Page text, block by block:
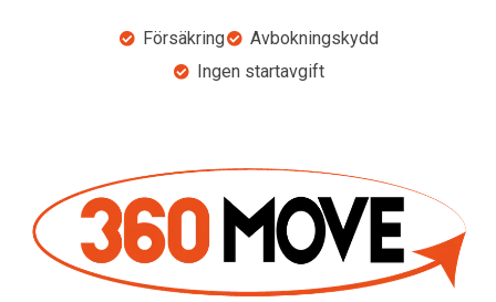
Försäkring
Avbokningskydd
Ingen startavgift